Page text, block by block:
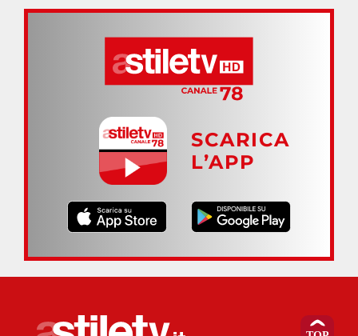
SCARICA
L’APP